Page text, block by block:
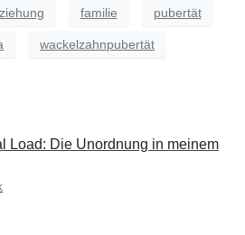
familie pubertät
wackelzahnpubertät
Load: Die Unordnung in meinem